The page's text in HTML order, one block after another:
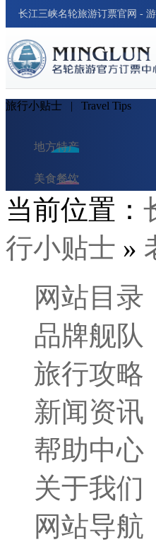
长江三峡名轮旅游订票官网 -
旅行小贴士 | Travel Tips
地方特产
美食餐饮
民俗风情
交通出行
旅行笔记
旅行小贴士
胜景名城
行程攻略
当前位置：
行小贴士 »
网站目录
品牌舰队
旅行攻略
新闻资讯
帮助中心
关于我们
网站导航